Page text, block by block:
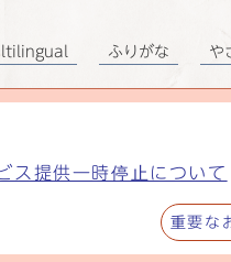
ス提供一時停止について
重要な
ふりがな や